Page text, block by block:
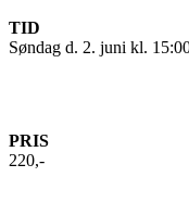
TID
Søndag d. 2. juni kl.
PRIS
220,-